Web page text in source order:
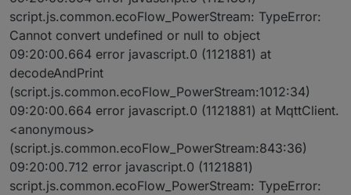
script.js.common.ecoFlow_PowerStream: TypeError:
Cannot convert undefined or null to object
09:20:00.664 error javascript.0 (1121881) at
decodeAndPrint
(script.js.common.ecoFlow_PowerStream:1012:34)
09:20:00.664 error javascript.0 (1121881) at MqttClient.
<anonymous>
(script.js.common.ecoFlow_PowerStream:843:36)
09:20:00.712 error javascript.0 (1121881)
script.js.common.ecoFlow_PowerStream: TypeError: